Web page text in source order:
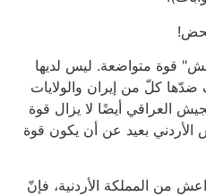
قوة متواضعة. ليس لديها
كلّ من إيران والولايات
العراقي أيضًا لا يزال قوة
الأردني بعيد عن أن يكون قوة
من المملكة الأردنية، فإنّ